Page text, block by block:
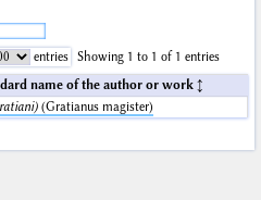
entries
Showing 1 to 1 of 1 entries
name of the author or work
(Gratianus magister)